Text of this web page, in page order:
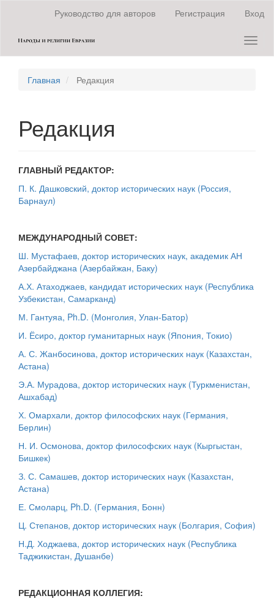
содержанию
страницы
навигация
панель
Руководство для авторов Регистрация Вход
Главная Редакция
Редакция
ГЛАВНЫЙ РЕДАКТОР:
П. К. Дашковский, доктор исторических наук (Россия,
Барнаул)
МЕЖДУНАРОДНЫЙ СОВЕТ:
Ш. Мустафаев, доктор исторических наук, академик АН
Азербайджана (Азербайжан, Баку)
А.Х. Атаходжаев, кандидат исторических наук (Республика
Узбекистан, Самарканд)
М. Гантуяа, Ph.D. (Монголия, Улан-Батор)
И. Ёсиро, доктор гуманитарных наук (Япония, Токио)
А. С. Жанбосинова, доктор исторических наук (Казахстан,
Астана)
Э.А. Мурадова, доктор исторических наук (Туркменистан,
Ашхабад)
Х. Омархали, доктор философских наук (Германия,
Берлин)
Н. И. Осмонова, доктор философских наук (Кыргыстан,
Бишкек)
З. С. Самашев, доктор исторических наук (Казахстан,
Астана)
Е. Смоларц, Ph.D. (Германия, Бонн)
Ц. Степанов, доктор исторических наук (Болгария, София)
Н.Д. Ходжаева, доктор исторических наук (Республика
Таджикистан, Душанбе)
РЕДАКЦИОННАЯ КОЛЛЕГИЯ: